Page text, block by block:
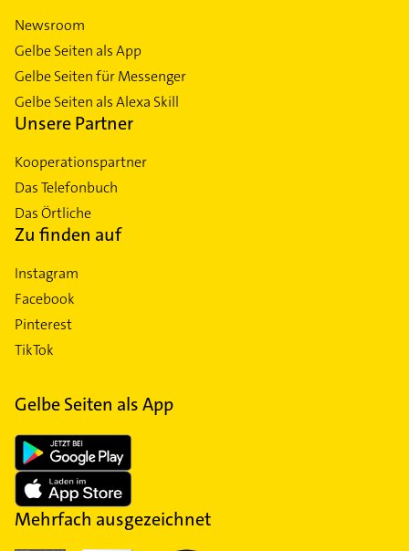
Newsroom
Gelbe Seiten als App
Gelbe Seiten für Messenger
Gelbe Seiten als Alexa Skill
Unsere Partner
Kooperationspartner
Das Telefonbuch
Das Örtliche
Zu finden auf
Instagram
Facebook
Pinterest
TikTok
Gelbe Seiten als App
Mehrfach ausgezeichnet